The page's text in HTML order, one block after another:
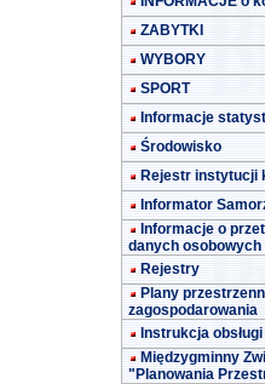
ZABYTKI
WYBORY
SPORT
Informacje
Środowisko
Rejestr instytucji
Informator
Informacje o
danych osobowych
Rejestry
Plany
zagospodarowania
Instrukcja obsługi
Międzygminny
"Planowania